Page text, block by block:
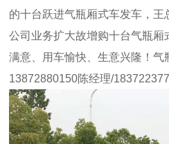
的十台跃进气瓶厢式车发车，王
公司业务扩大故增购十台气瓶
满意、用车愉快、生意兴隆！气
13872880150陈经理/